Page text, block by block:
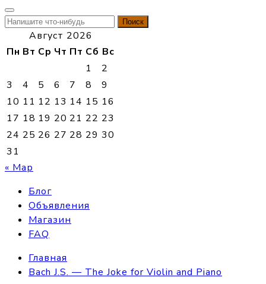
Найти:
Август 2026
Пн Вт Ср Чт Пт Сб Вс
1
2
3
4 5 6 7 8
9
10 11 12 13 14 15 16
17 18 19 20 21 22 23
24 25 26 27 28 29 30
31
« Мар
Блог
Объявления
Магазин
FAQ
Главная
Bach J.S. — The Joke for Violin and Piano